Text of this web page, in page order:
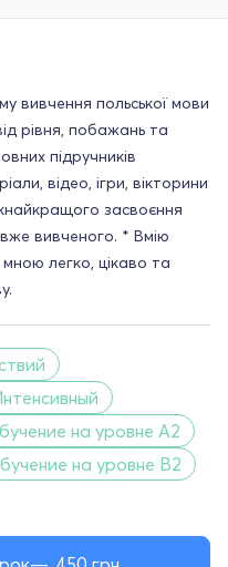
вивчення польської мови
рівня, побажань та
підручників
відео, ігри, вікторини
засвоєння
вивченого. * Вмію
легко, цікаво та
на уровне A2
на уровне B2